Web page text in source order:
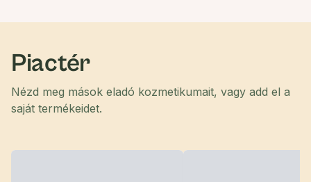
Piactér
Nézd meg mások eladó kozmetikumait, vagy add el a
saját termékeidet.